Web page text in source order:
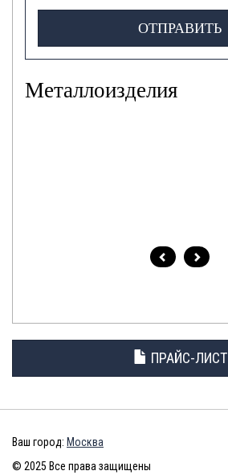
ОТПРАВИТЬ
Металлоизделия
ПРАЙС-ЛИСТ
Ваш город: Москва
© 2025 Все права защищены